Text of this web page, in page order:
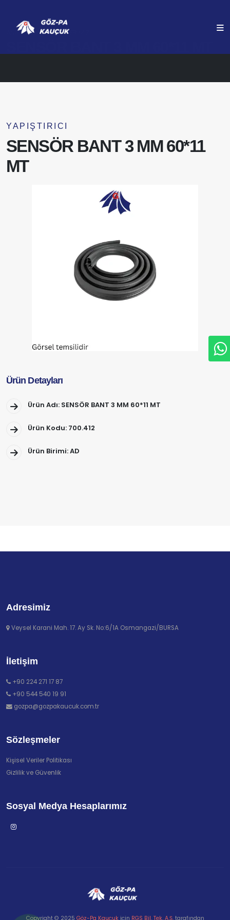
ANASAYFA ÜRÜNLERIMIZ
YAPIŞTIRICI
SENSÖR BANT 3 MM 60*11
MT
Ürün Detayları
Ürün Adı: SENSÖR BANT 3 MM 60*11 MT
Ürün Kodu: 700.412
Ürün Birimi: AD
Adresimiz
Veysel Karani Mah. 17. Ay Sk. No:6/1A Osmangazi/BURSA
İletişim
+90 224 271 17 87
+90 544 540 19 91
gozpa@gozpakaucuk.com.tr
Sözleşmeler
Kişisel Veriler Politikası
Gizlilik ve Güvenlik
Sosyal Medya Hesaplarımız
Copyright © 2025 Göz-Pa Kauçukiçin RGS Bil. Tek. A.Ş.tarafından